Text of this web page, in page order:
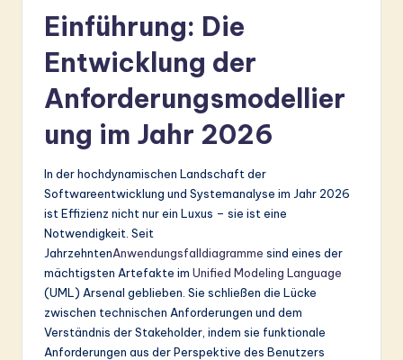
in
A
&
S
o
ft
w
Einführung: Die
Entwicklung der
Anforderungsmodellier
ung im Jahr 2026
In der hochdynamischen Landschaft der
Softwareentwicklung und Systemanalyse im Jahr 2026
ist Effizienz nicht nur ein Luxus – sie ist eine
Notwendigkeit. Seit
JahrzehntenAnwendungsfalldiagramme sind eines der
mächtigsten Artefakte im Unified Modeling Language
(UML) Arsenal geblieben. Sie schließen die Lücke
zwischen technischen Anforderungen und dem
Verständnis der Stakeholder, indem sie funktionale
Anforderungen aus der Perspektive des Benutzers